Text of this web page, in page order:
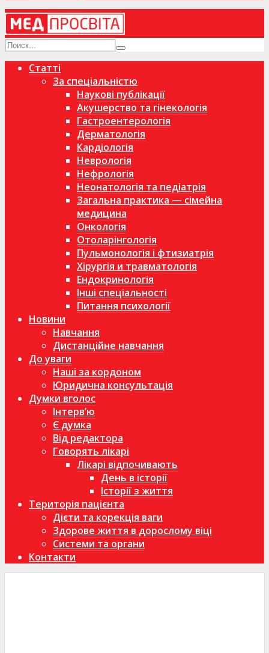
Статті
За спеціальністю
Наукові публікації
Акушерство та гінекологія
Гастроентерологія
Дерматологія
Кардіологія
Неврологія
Нефрологія
Неонатологія та педіатрія
Загальна практика — сімейна
медицина
Онкологія
Отоларінгологія
Пульмонологія і фтизиатрія
Хірургія и травматологія
Ендокринологія
Інші спеціальності
Питання психології
Новини
Навчання
Дистанційне навчання
До уваги
Наші за кордоном
Юридична консультація
Думки вголос
Інтерв’ю
Є думка
Від редактора
Говорять лікарі
Лікарі відпочивають
День в історії
Історії з життя
Територія пацієнта
Дієти та корекція ваги
Здорове життя в дорослому віці
Системи та органи
Контакти